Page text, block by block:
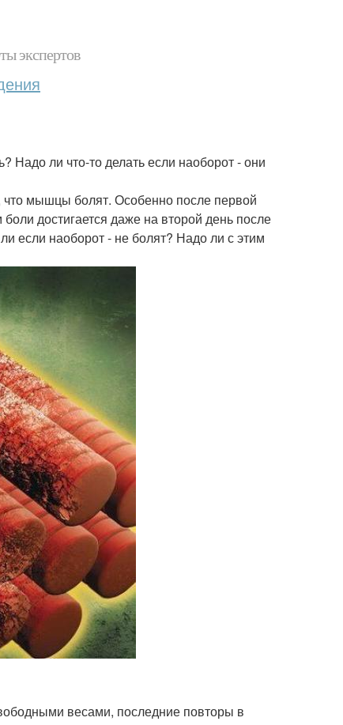
экспертов
Надо ли что-то делать если наоборот - они
что мышцы болят. Особенно после первой
достигается даже на второй день после
если наоборот - не болят? Надо ли с этим
весами, последние повторы в